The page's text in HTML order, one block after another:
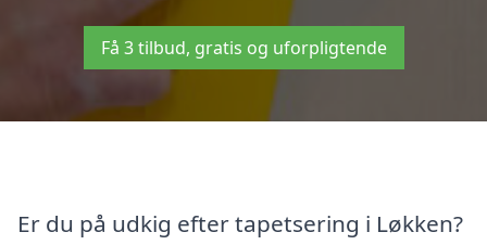
Få 3 tilbud, gratis og uforpligtende
Er du på udkig efter tapetsering i Løkken?